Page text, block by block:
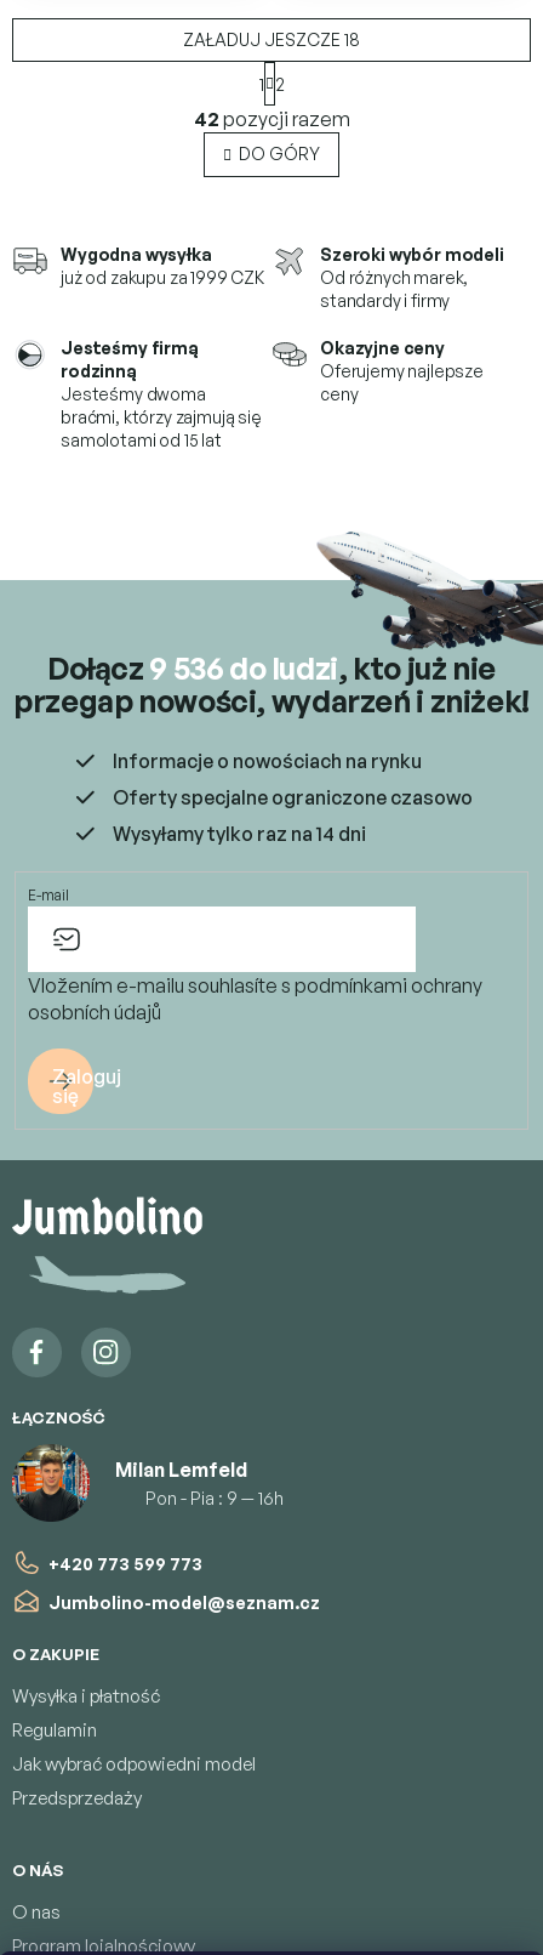
K
o
n
t
k
s
ZAŁADUJ JESZCZE 18
P
a
g
i
n
a
1 2
42 pozycji razem
DO GÓRY
Wygodna wysyłka
już od zakupu za 1999 CZK
Szeroki wybór modeli
Od różnych marek,
standardy i firmy
Jesteśmy firmą
rodzinną
Jesteśmy dwoma
braćmi, którzyzajmują się
samolotami od 15 lat
Okazyjne ceny
Oferujemy najlepsze
ceny
Dołącz9 536 do ludzi, kto już nie
przegap nowości, wydarzeń i zniżek!
Informacje o nowościach na rynku
Oferty specjalne ograniczone czasowo
Wysyłamy tylko raz na 14 dni
E-mail
Vložením e-mailu souhlasíte s podmínkami ochrany
osobních údajů
Zaloguj
się
o
ŁĄCZNOŚĆ
Milan Lemfeld
Pon - Pia : 9 — 16h
+420 773 599 773
Jumbolino-model@seznam.cz
O ZAKUPIE
Wysyłka i płatność
Regulamin
Jak wybrać odpowiedni model
Przedsprzedaży
O NÁS
O nas
Program lojalnościowy